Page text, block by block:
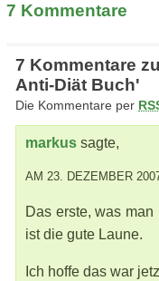
7 Kommentare
7 Kommentare
Anti-Diät Buch'
Die Kommentare per
markus sagte,
AM 23. DEZEMBER
Das erste, was
ist die gute Laune.
Ich hoffe das war